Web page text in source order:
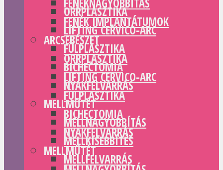
ORRPLASZTIKA
LIFTING CERVICO-ARC
FÜLPLASZTIKA
BICHECTOMIA
NYAKFELVARRÁS
MELLMŰTÉT
MELLNAGYOBBÍTÁS
MELLKISEBBÍTÉS
MELLFELVARRÁS
FENÉKNAGYOBBÍTÁS
FENÉK IMPLANTÁTUMOK
ARCSEBÉSZET
ORRPLASZTIKA
LIFTING CERVICO-ARC
FÜLPLASZTIKA
BICHECTOMIA
NYAKFELVARRÁS
MELLMŰTÉT